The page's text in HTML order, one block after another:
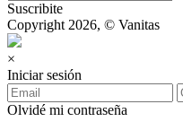
Suscribite
Copyright 2026, © Vanitas
×
Iniciar sesión
Olvidé mi contraseña